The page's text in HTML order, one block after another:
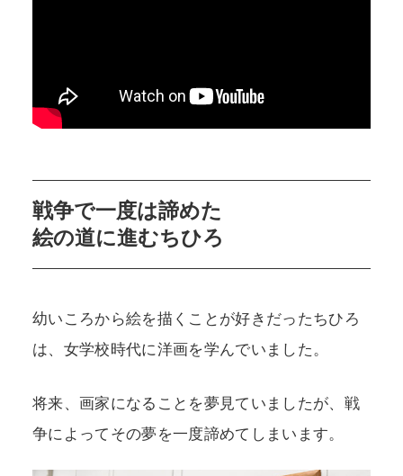
戦争で一度は諦めた
絵の道に進むちひろ
幼いころから絵を描くことが好きだったちひろ
は、女学校時代に洋画を学んでいました。
将来、画家になることを夢見ていましたが、戦
争によってその夢を一度諦めてしまいます。